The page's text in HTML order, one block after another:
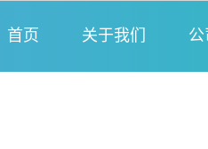
首页 关于我们 公